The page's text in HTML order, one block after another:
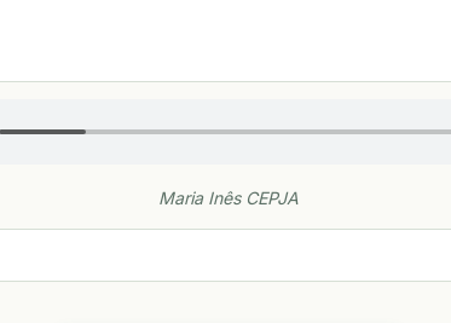
Maria Inês CEPJA